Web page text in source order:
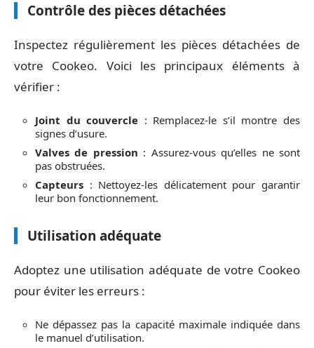
Contrôle des pièces détachées
Inspectez régulièrement les pièces détachées de
votre Cookeo. Voici les principaux éléments à
vérifier :
Joint du couvercle : Remplacez-le s’il montre des
signes d’usure.
Valves de pression : Assurez-vous qu’elles ne sont
pas obstruées.
Capteurs : Nettoyez-les délicatement pour garantir
leur bon fonctionnement.
Utilisation adéquate
Adoptez une utilisation adéquate de votre Cookeo
pour éviter les erreurs :
Ne dépassez pas la capacité maximale indiquée dans
le manuel d’utilisation.